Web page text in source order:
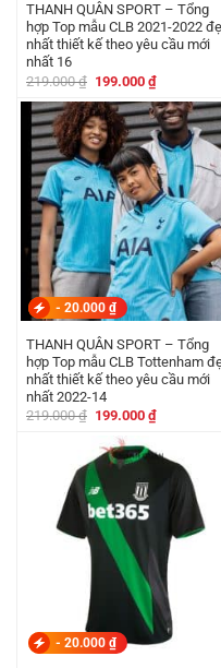
THANH QUÂN SPORT – Tổng
hợp Top mẫu CLB 2021-2022 đẹp
nhất thiết kế theo yêu cầu mới
nhất 16
219.000₫ Giá
là:
219.000 ₫.
199.000 ₫Giá
hiện
tại
là:
199.000 ₫.
- 20.000 ₫
THANH QUÂN SPORT – Tổng
hợp Top mẫu CLB Tottenham đẹp
nhất thiết kế theo yêu cầu mới
nhất 2022-14
219.000₫ Giá
219.000 ₫.
199.000 ₫Giá
hiện
là:
199.000 ₫.
- 20.000 ₫